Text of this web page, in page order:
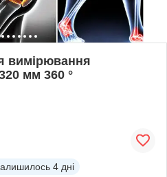
вимірювання
мм 360 °
4 дні